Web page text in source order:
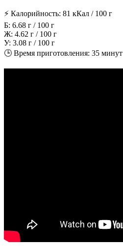
⚡ Калорийность: 81 кКал / 100 г
Б: 6.68 г / 100 г
Ж: 4.62 г / 100 г
У: 3.08 г / 100 г
🕒 Время приготовления: 35 минут